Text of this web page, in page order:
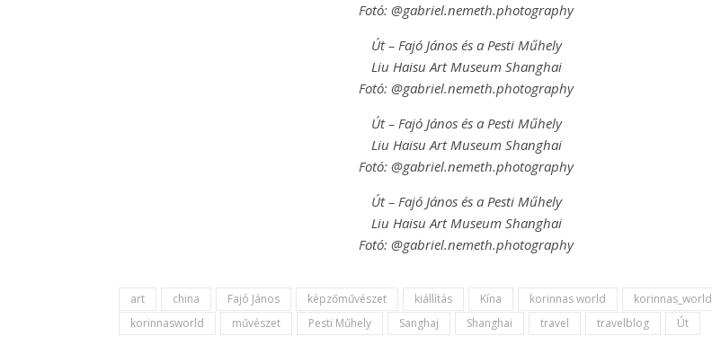
Fotó: @gabriel.nemeth.photography
Út – Fajó János és a Pesti Műhely
Liu Haisu Art Museum Shanghai
Fotó: @gabriel.nemeth.photography
Út – Fajó János és a Pesti Műhely
Liu Haisu Art Museum Shanghai
Fotó: @gabriel.nemeth.photography
Út – Fajó János és a Pesti Műhely
Liu Haisu Art Museum Shanghai
Fotó: @gabriel.nemeth.photography
art china Fajó János képzőművészet kiállítás Kína korinnas world
korinnas_world
korinnasworld
művészet Pesti Műhely Sanghaj Shanghai travel travelblog Út